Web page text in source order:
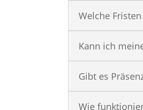
Welche
Kann ich
Gibt es
Wie